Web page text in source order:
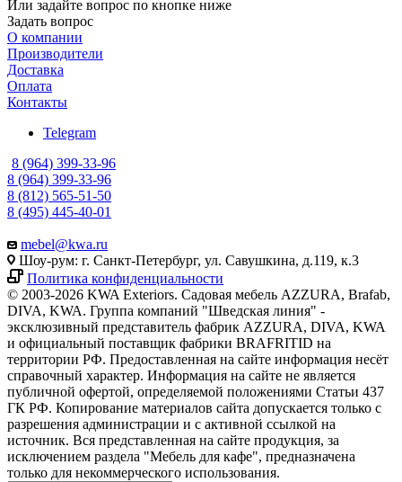
Или задайте вопрос по кнопке ниже
Задать вопрос
О компании
Производители
Доставка
Оплата
Контакты
Telegram
8 (964) 399-33-96
8 (964) 399-33-96
8 (812) 565-51-50
8 (495) 445-40-01
mebel@kwa.ru
Шоу-рум: г. Санкт-Петербург, ул. Савушкина, д.119, к.3
Политика конфиденциальности
© 2003-2026 KWA Exteriors. Садовая мебель AZZURA, Brafab,
DIVA, KWA. Группа компаний "Шведская линия" -
эксклюзивный представитель фабрик AZZURA, DIVA, KWA
и официальный поставщик фабрики BRAFRITID на
территории РФ. Предоставленная на сайте информация несёт
справочный характер. Информация на сайте не является
публичной офертой, определяемой положениями Статьи 437
ГК РФ. Копирование материалов сайта допускается только с
разрешения администрации и с активной ссылкой на
источник. Вся представленная на сайте продукция, за
исключением раздела "Мебель для кафе", предназначена
только для некоммерческого использования.